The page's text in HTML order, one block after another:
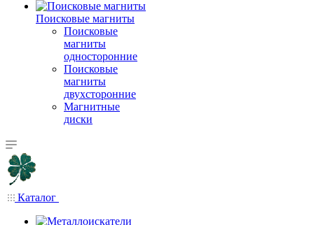
Поисковые магниты
Поисковые
магниты
односторонние
Поисковые
магниты
двухсторонние
Магнитные
диски
Каталог